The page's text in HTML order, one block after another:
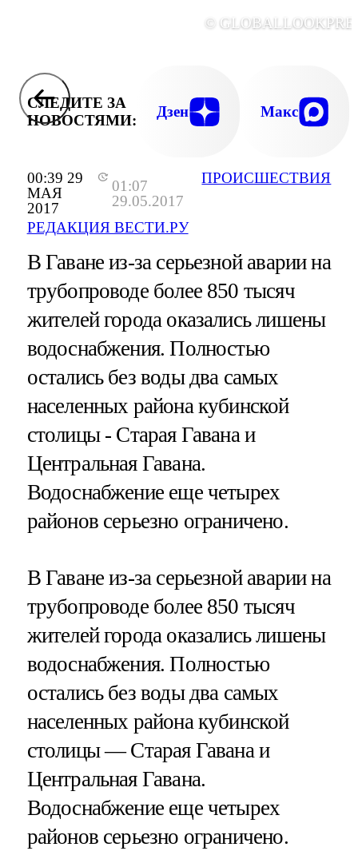
00:39 29
МАЯ
2017
01:07
29.05.2017
РЕДАКЦИЯ ВЕСТИ.РУ
ПРОИСШЕСТВИЯ
©
СЛЕДИТЕ ЗА
НОВОСТЯМИ:
Дзен Макс
В Гаване из-за серьезной аварии на
трубопроводе более 850 тысяч
жителей города оказались лишены
водоснабжения. Полностью
остались без воды два самых
населенных района кубинской
столицы - Старая Гавана и
Центральная Гавана.
Водоснабжение еще четырех
районов серьезно ограничено.
В Гаване из-за серьезной аварии на
трубопроводе более 850 тысяч
жителей города оказались лишены
водоснабжения. Полностью
остались без воды два самых
населенных района кубинской
столицы — Старая Гавана и
Центральная Гавана.
Водоснабжение еще четырех
районов серьезно ограничено.